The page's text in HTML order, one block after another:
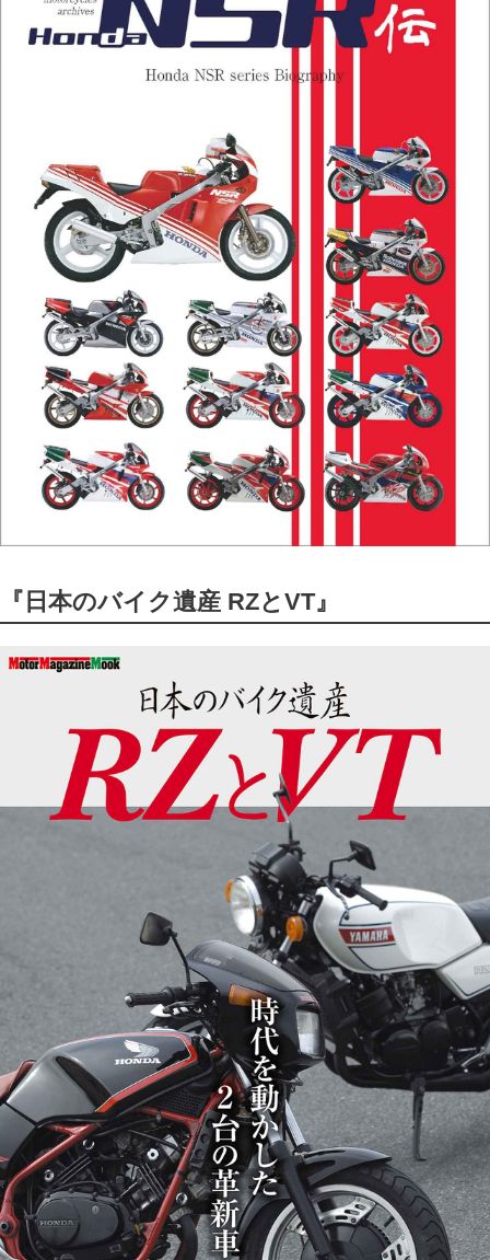
『日本のバイク遺産 RZとVT』